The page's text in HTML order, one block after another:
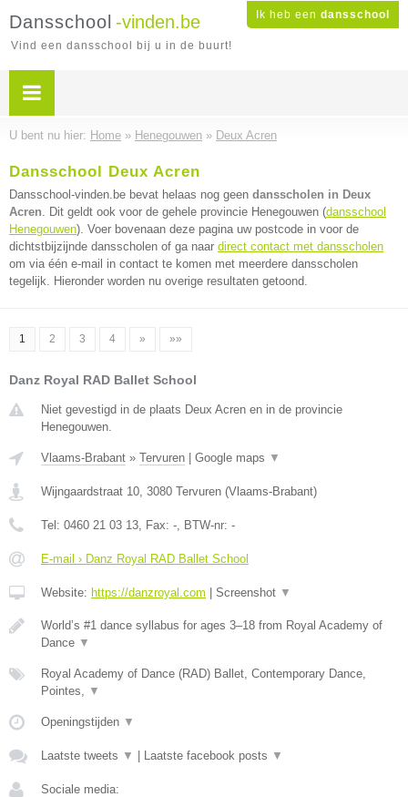
Ik heb een dansschool
Dansschool -vinden.be
Vind een dansschool bij u in de buurt!
U bent nu hier: Home » Henegouwen » Deux Acren
Dansschool Deux Acren
Dansschool-vinden.be bevat helaas nog geen dansscholen in Deux
Acren. Dit geldt ook voor de gehele provincie Henegouwen (dansschool
Henegouwen). Voer bovenaan deze pagina uw postcode in voor de
dichtstbijzijnde dansscholen of ga naar direct contact met dansscholen
om via één e-mail in contact te komen met meerdere dansscholen
tegelijk. Hieronder worden nu overige resultaten getoond.
1 2 3 4 » »»
Danz Royal RAD Ballet School
Niet gevestigd in de plaats Deux Acren en in de provincie
Henegouwen.
Vlaams-Brabant » Tervuren Google maps ▼
Wijngaardstraat 10, 3080 Tervuren (Vlaams-Brabant)
Tel: 0460 21 03 13, Fax: -, BTW-nr: -
E-mail › Danz Royal RAD Ballet School
Website: https://danzroyal.com Screenshot ▼
World’s #1 dance syllabus for ages 3–18 from Royal Academy of
Dance ▼
Royal Academy of Dance (RAD) Ballet, Contemporary Dance,
Pointes, ▼
Openingstijden ▼
Laatste tweets ▼ Laatste facebook posts ▼
Sociale media: